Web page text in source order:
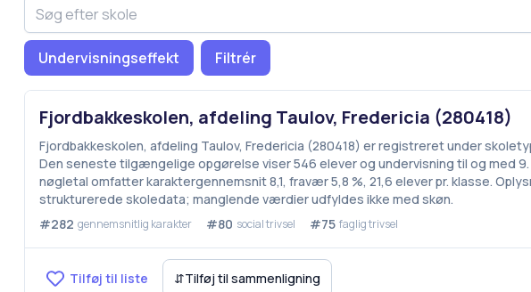
Undervisningseffekt Filtrér
Fjordbakkeskolen, afdeling Taulov, Fredericia (280418)
Fjordbakkeskolen, afdeling Taulov, Fredericia (280418) er registreret under
Den seneste tilgængelige opgørelse viser 546 elever og undervisning til og med
nøgletal omfatter karaktergennemsnit 8,1, fravær 5,8 %, 21,6 elever pr. klasse.
strukturerede skoledata; manglende værdier udfyldes ikke med skøn.
#282 gennemsnitlig karakter #80 social trivsel #75 faglig trivsel
Tilføj til liste ⇵Tilføj til sammenligning